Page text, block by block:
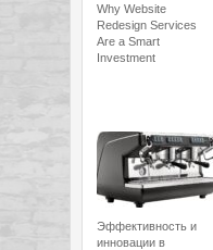
Why Website
Redesign Services
Are a Smart
Investment
Эффективность и
инновации в